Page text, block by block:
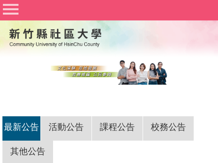
社區大學聯合網
竹北社區大學
豐湖社區大學
行事曆
課程資訊
最新公告 活動公告 課程公告 校務公告
其他公告